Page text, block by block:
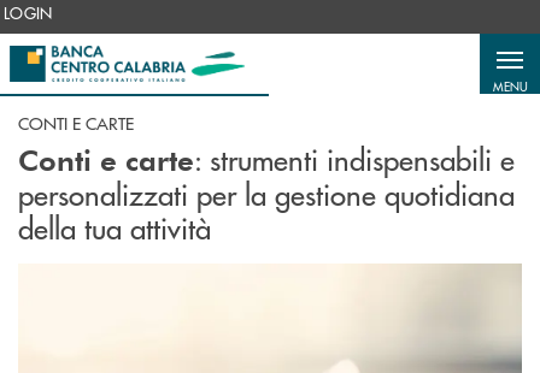
Salta al contenuto principale
LOGIN
MENU
CONTI E CARTE
Conti e carte: strumenti indispensabili e
personalizzati per la gestione quotidiana
della tua attività